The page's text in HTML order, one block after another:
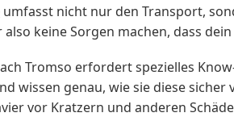
umfasst nicht nur den Transport,
keine Sorgen machen, dass
Tromso erfordert spezielles
wissen genau, wie sie diese
vor Kratzern und anderen